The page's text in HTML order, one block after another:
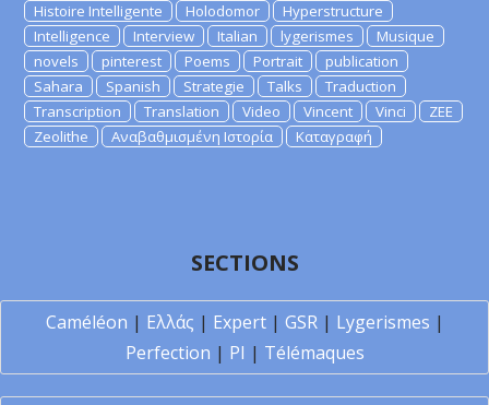
Histoire Intelligente
Holodomor
Hyperstructure
Intelligence
Interview Italian lygerismes
Musique
novels
pinterest Poems Portrait
publication
Sahara
Spanish Strategie Talks
Traduction
Transcription
Translation Video Vincent Vinci
ZEE
Zeolithe
Αναβαθμισμένη Ιστορία Καταγραφή
SECTIONS
Caméléon | Ελλάς | Expert| GSR| Lygerismes |
Perfection | PI | Télémaques